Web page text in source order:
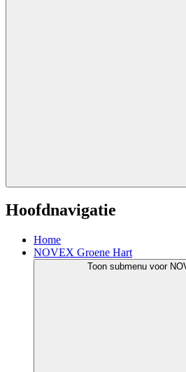
Hoofdnavigatie
Home
NOVEX Groene Hart
Toon submenu voor